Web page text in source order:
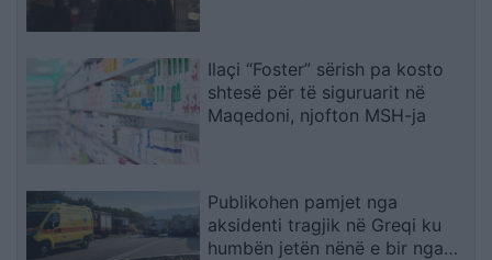
Ilaçi “Foster” sërish pa kosto
shtesë për të siguruarit në
Maqedoni, njofton MSH-ja
Publikohen pamjet nga
aksidenti tragjik në Greqi ku
humbën jetën nënë e bir nga